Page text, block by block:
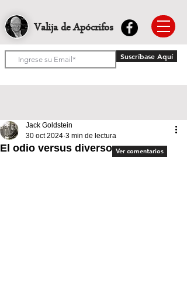
Valija de Apócrifos
Suscríbase Aquí
El odio versus diversos
Jack Goldstein
30 oct 2024 3 min de lectura
Ver comentarios